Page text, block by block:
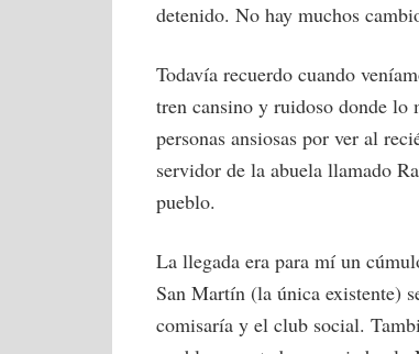
detenido. No hay muchos
Todavía recuerdo cuando
tren cansino y ruidoso donde lo
personas ansiosas por ver al
servidor de la abuela llamado
pueblo.
La llegada era para mí un
San Martín (la única existente)
comisaría y el club social.